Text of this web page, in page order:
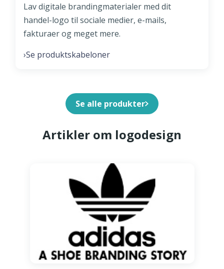
Lav digitale brandingmaterialer med dit
handel-logo til sociale medier, e-mails,
fakturaer og meget mere.
›Se produktskabeloner
Se alle produkter
Artikler om logodesign